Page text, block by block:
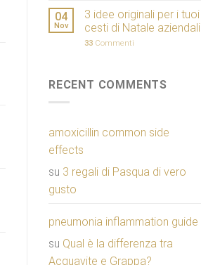
04
Nov
3 idee originali per i tuoi
cesti di Natale aziendali
33 Commenti
RECENT COMMENTS
amoxicillin common side
effects
su 3 regali di Pasqua di vero
gusto
pneumonia inflammation guide
su Qual è la differenza tra
Acquavite e Grappa?